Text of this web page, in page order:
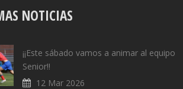
NOTICIAS
¡¡Este sábado vamos a animar al equipo
Senior!!
12 Mar 2026